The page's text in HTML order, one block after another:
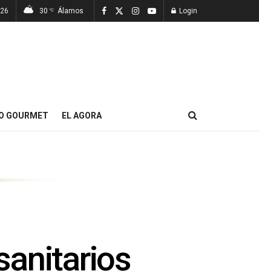
30 °C Álamos Login
GOURMET EL AGORA